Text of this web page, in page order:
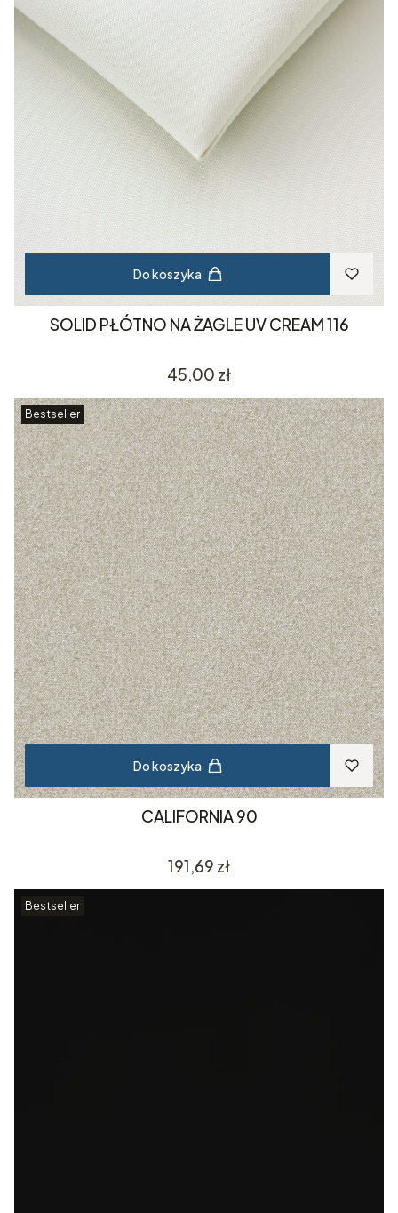
Do koszyka
SOLID PŁÓTNO NA ŻAGLE UV CREAM 116
Cena
45,00 zł
Bestseller
Do koszyka
CALIFORNIA 90
Cena
191,69 zł
Bestseller